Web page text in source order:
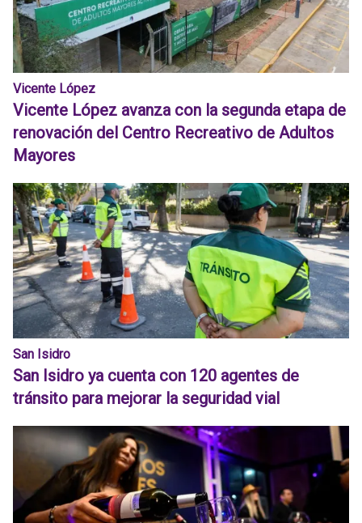
Vicente López
Vicente López avanza con la segunda etapa de
renovación del Centro Recreativo de Adultos
Mayores
San Isidro
San Isidro ya cuenta con 120 agentes de
tránsito para mejorar la seguridad vial